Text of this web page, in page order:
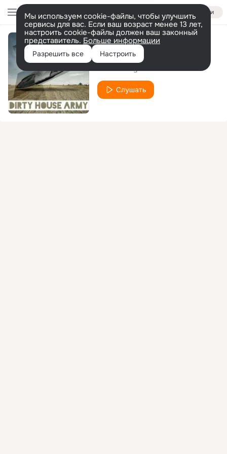
Войти
Мы используем cookie-файлы, чтобы улучшить
сервисы для вас. Если ваш возраст менее 13 лет,
настроить cookie-файлы должен ваш законный
представитель. Больше информации
Разрешить все Настроить
Love Mission
Слушать